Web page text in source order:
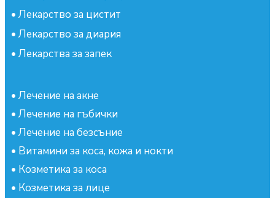
• Лекарство за цистит
• Лекарство за диария
• Лекарства за запек
• Лечение на акне
• Лечение на гъбички
• Лечение на безсъние
• Витамини за коса, кожа и нокти
• Козметика за коса
• Козметика за лице